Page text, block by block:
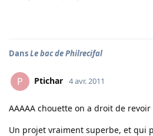
DansLe bac de Philrecifal
P Ptichar 4 avr. 2011
AAAAA chouette on a droit de
Un projet vraiment superbe, et qui